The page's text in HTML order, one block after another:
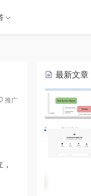
推广
最新文章